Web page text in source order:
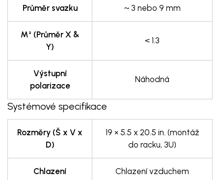
Průměr svazku ~ 3 nebo 9 mm
M² (Průměr X &
Y)
< 1.3
Výstupní
polarizace
Náhodná
Systémové specifikace
Rozměry (Š x V x
D)
19 × 5.5 x 20.5 in. (montáž
do racku, 3U)
Chlazení Chlazení vzduchem